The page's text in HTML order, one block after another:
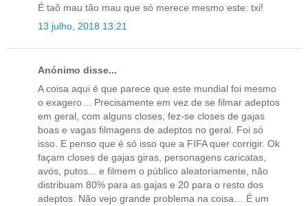
É taõ mau tão mau que só merece mesmo este: txi!
13 julho, 2018 13:21
Anónimo disse...
A coisa aqui é que parece que este mundial foi mesmo
o exagero… Precisamente em vez de se filmar adeptos
em geral, com alguns closes, fez-se closes de gajas
boas e vagas filmagens de adeptos no geral. Foi só
isso. E penso que é só isso que a FIFA quer corrigir. Ok
façam closes de gajas giras, personagens caricatas,
avós, putos... e filmem o público aleatoriamente, não
distribuam 80% para as gajas e 20 para o resto dos
adeptos. Não vejo grande problema na coisa… É um